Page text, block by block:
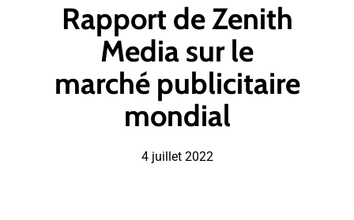
Rapport de Zenith
Media sur le
marché publicitaire
mondial
4 juillet 2022